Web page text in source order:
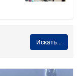
Искать...